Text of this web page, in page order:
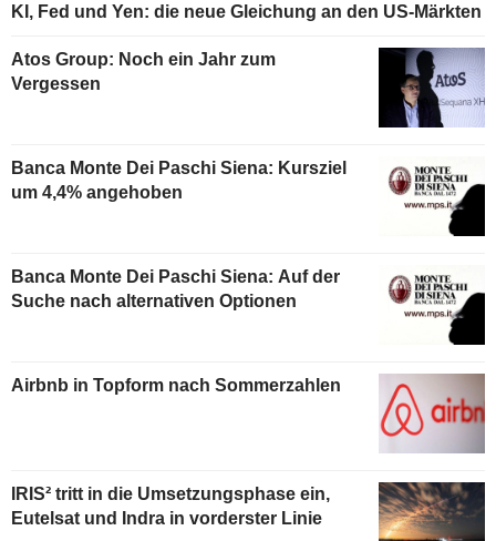
KI, Fed und Yen: die neue Gleichung an den US-Märkten
Atos Group: Noch ein Jahr zum
Vergessen
Banca Monte Dei Paschi Siena: Kursziel
um 4,4% angehoben
Banca Monte Dei Paschi Siena: Auf der
Suche nach alternativen Optionen
Airbnb in Topform nach Sommerzahlen
IRIS² tritt in die Umsetzungsphase ein,
Eutelsat und Indra in vorderster Linie